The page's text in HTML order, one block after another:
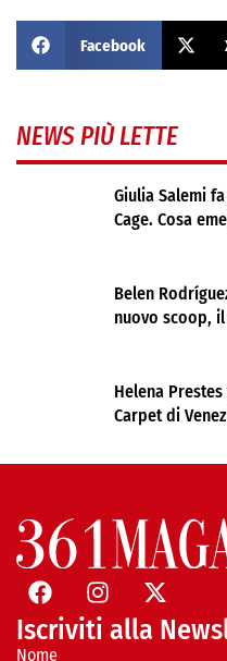
Facebook
NEWS PIÙ LETTE
Giulia Salemi
Cage. Cosa
Belen
nuovo scoop,
Helena
Carpet di
Iscriviti alla
Nome